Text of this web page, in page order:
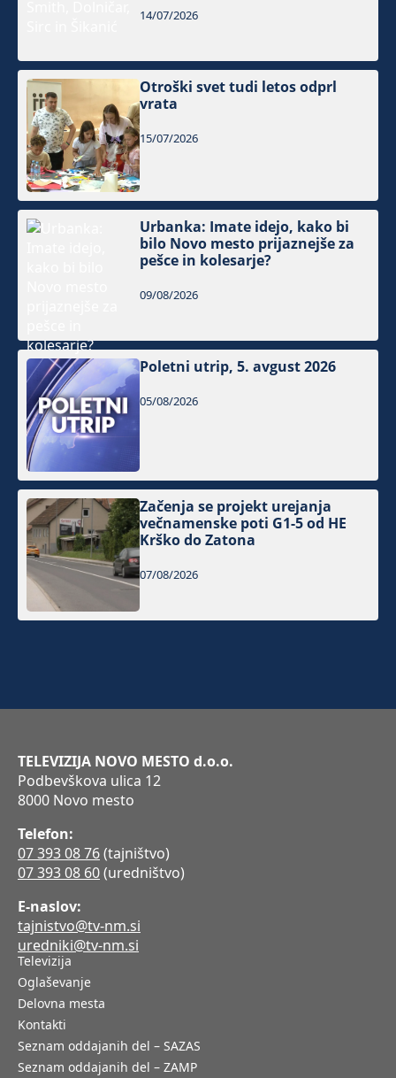
14/07/2026
Otroški svet tudi letos odprl
vrata
15/07/2026
Urbanka: Imate idejo, kako bi
bilo Novo mesto prijaznejše za
pešce in kolesarje?
09/08/2026
Poletni utrip, 5. avgust 2026
05/08/2026
Začenja se projekt urejanja
večnamenske poti G1-5 od HE
Krško do Zatona
07/08/2026
TELEVIZIJA NOVO MESTO d.o.o.
Podbevškova ulica 12
8000 Novo mesto
Telefon:
07 393 08 76(tajništvo)
07 393 08 60(uredništvo)
E-naslov:
tajnistvo@tv-nm.si
uredniki@tv-nm.si
Televizija
Oglaševanje
Delovna mesta
Kontakti
Seznam oddajanih del – SAZAS
Seznam oddajanih del – ZAMP